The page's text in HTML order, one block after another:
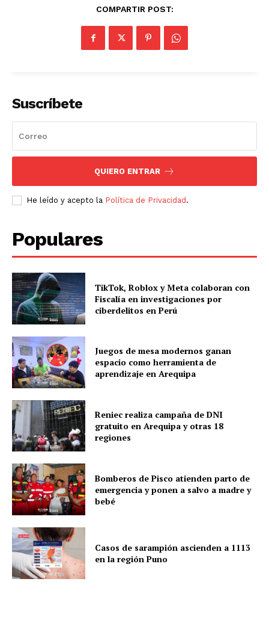
Diario los Andes
Nosotros
Contacto
Prensa
COMPARTIR POST:
Suscríbete
QUIERO ENTRAR
He leído y acepto la Política de Privacidad .
Populares
TikTok, Roblox y Meta colaboran con
Fiscalía en investigaciones por
ciberdelitos en Perú
Juegos de mesa modernos ganan
espacio como herramienta de
aprendizaje en Arequipa
Reniec realiza campaña de DNI
gratuito en Arequipa y otras 18
regiones
Bomberos de Pisco atienden parto de
emergencia y ponen a salvo a madre y
bebé
Casos de sarampión ascienden a 1113
en la región Puno